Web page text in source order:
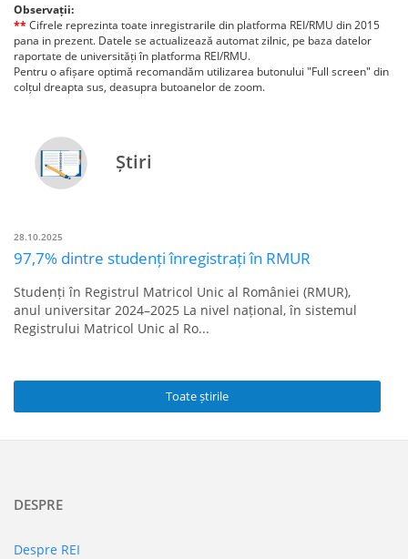
Observații:
** Cifrele reprezinta toate inregistrarile din platforma REI/RMU din 2015
pana in prezent. Datele se actualizează automat zilnic, pe baza datelor
raportate de universități în platforma REI/RMU.
Pentru o afișare optimă recomandăm utilizarea butonului "Full screen" din
colțul dreapta sus, deasupra butoanelor de zoom.
Știri
28.10.2025
97,7% dintre studenți înregistrați în RMUR
Studenți în Registrul Matricol Unic al României (RMUR),
anul universitar 2024–2025 La nivel național, în sistemul
Registrului Matricol Unic al Ro...
Toate știrile
DESPRE
Despre REI